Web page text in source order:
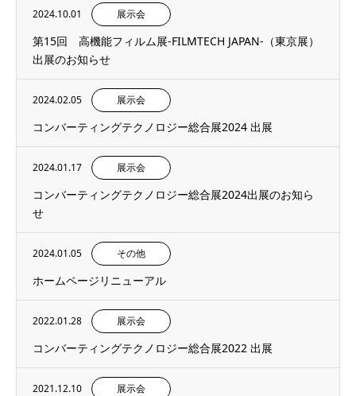
2024.10.01 展示会
第15回 高機能フィルム展-FILMTECH JAPAN-（東京展）
出展のお知らせ
2024.02.05 展示会
コンバーティングテクノロジー総合展2024 出展
2024.01.17 展示会
コンバーティングテクノロジー総合展2024出展のお知ら
せ
2024.01.05 その他
ホームページリニューアル
2022.01.28 展示会
コンバーティングテクノロジー総合展2022 出展
2021.12.10 展示会